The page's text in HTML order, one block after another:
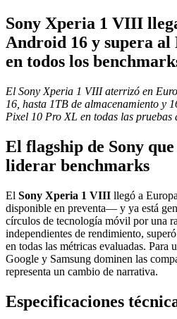
Sony Xperia 1 VIII
Android 16 y supera
en todos los
El Sony Xperia 1 VIII aterrizó en
16, hasta 1TB de almacenamiento y
Pixel 10 Pro XL en todas las pruebas
El flagship de Sony
liderar benchmarks
El Sony Xperia 1 VIII llegó a
disponible en preventa— y ya está
círculos de tecnología móvil por una
independientes de rendimiento,
en todas las métricas evaluadas. Para
Google y Samsung dominen las
representa un cambio de narrativa.
Especificaciones